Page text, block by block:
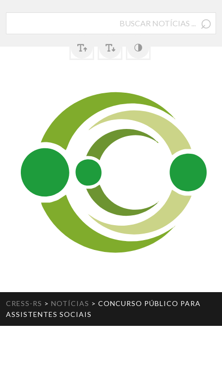
⌕
CRESS-RS > NOTÍCIAS > CONCURSO PÚBLICO PARA
ASSISTENTES SOCIAIS